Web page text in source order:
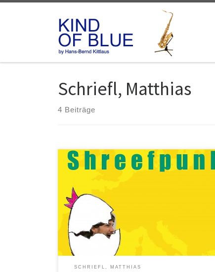
Schriefl, Matthias
4 Beiträge
Matthias Schriefl & Shreefpunk Keine Angst vor
Schriefl und seine Band Shreefpunk erhielten vor gut
zehn Jahren erste große Aufmerksamkeit in der
deutschen Jazz Szene mit ihrem wilden Mix aus Jazz,
Rock und Punk in der exzellenten Besetzung mit
Gitarrist Johannes Behr, Bassist Robert Landfermann
[…]
SCHRIEFL, MATTHIAS